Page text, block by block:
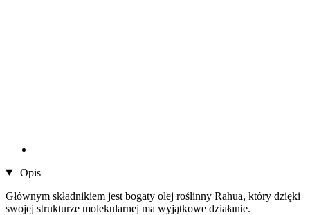
Opis
Głównym składnikiem jest bogaty olej roślinny Rahua, który dzięki
swojej strukturze molekularnej ma wyjątkowe działanie.